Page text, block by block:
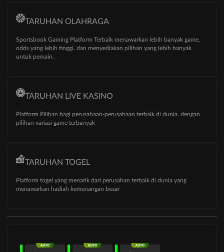
TARUHAN OLAHRAGA
Sportsbook Gaming Platform Terbaik menawarkan lebih banyak game,
odds yang lebih tinggi, dan menyediakan pilihan yang lebih banyak
untuk pemain.
TARUHAN LIVE KASINO
Platform Pilihan bagi perusahaan-perusahaan terbaik di dunia, dengan
pilihan variasi game terbanyak
TARUHAN TOGEL
Platform togel yang menarik dari perusahan terbaik di dunia yang
menawarkan hadiah kemenangan besar